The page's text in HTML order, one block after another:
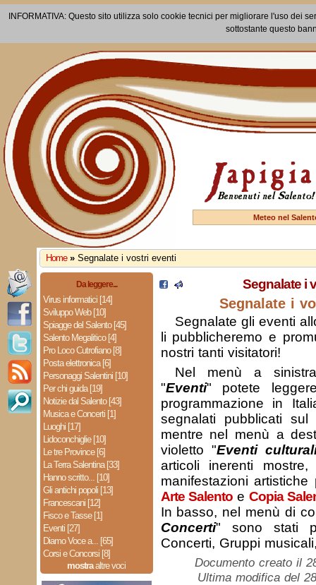
INFORMATIVA: Questo sito utilizza solo cookie tecnici per migliorare l'uso dei
sottostante questo
Meteo nel
Home » Segnalate i vostri eventi
Da leggere...
Virus informatici [14]
Sviluppo Web [10]
Spiagge del Salento [45]
Salento Megalitico [4]
Pro Loco Cutrofiano [8]
Posta elettronica [6]
Personaggi Salentini [10]
Per chi guida [19]
Notizie dal Salento [43]
Musica e Concerti [1]
Luoghi [17]
Lidoconchiglie [10]
Le tre Province [6]
La Terra Salentina [33]
Hanno scritto... [10]
Gli antichi popoli [13]
Francescani [12]
Fisco e Tasse [1]
Eventi [27]
Diamo Voce a... [65]
Corsi e Concorsi [8]
mostraaltre voci
Segnalate i
Segnalate i
Segnalate gli eventi
li pubblicheremo e
nostri tanti visitatori!
Nel menù a
"Eventi" potete
programmazione in
segnalati pubblicati sul
mentre nel menù a
violetto "Eventi
articoli inerenti
manifestazioni
Arte Salentoe Copia
In basso, nel menù di
Concerti" sono stati
Concerti, Gruppi
Documento creato il
Ultima modifica del